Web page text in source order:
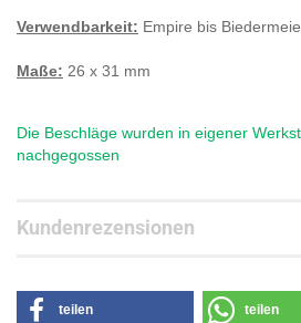
Verwendbarkeit: Empire bis
Maße: 26 x 31 mm
Die Beschläge wurden in eigener
nachgegossen
Kundenrezensionen
teilen teilen